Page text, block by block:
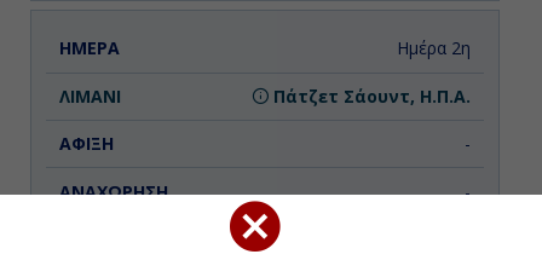
Ημέρα 2η
Πάτζετ Σάουντ, Η.Π.Α.
-
-